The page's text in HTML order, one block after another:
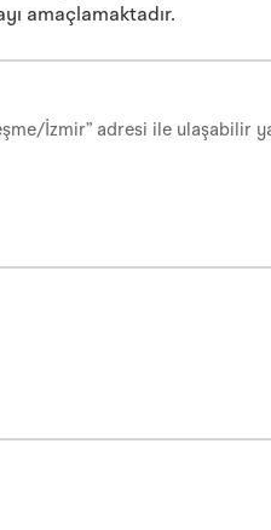
amaçlamaktadır.
İzmir” adresi ile ulaşabilir